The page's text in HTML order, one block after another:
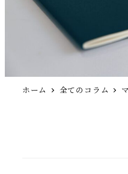
ホーム 全てのコラム